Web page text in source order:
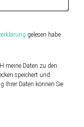
gelesen habe
meine Daten zu den
speichert und
Ihrer Daten können Sie